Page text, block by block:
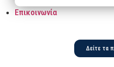
Επικοινωνία
Δείτε τα